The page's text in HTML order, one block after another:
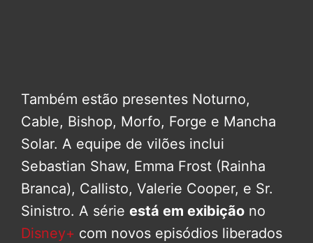
Também estão presentes Noturno,
Cable, Bishop, Morfo, Forge e Mancha
Solar. A equipe de vilões inclui
Sebastian Shaw, Emma Frost (Rainha
Branca), Callisto, Valerie Cooper, e Sr.
Sinistro. A série está em exibição no
Disney+ com novos episódios liberados